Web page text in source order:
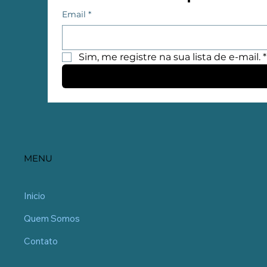
Email *
Sim, me registre na sua lista de e-mail. *
MENU
Inicio
Quem Somos
Contato